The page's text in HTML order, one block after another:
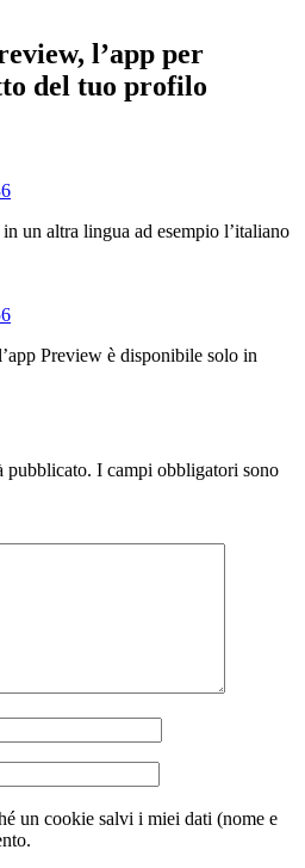
l’app per
del tuo profilo
un altra lingua ad esempio l’italiano
Preview è disponibile solo in
pubblicato. I campi obbligatori sono
un cookie salvi i miei dati (nome e